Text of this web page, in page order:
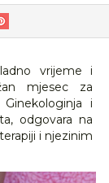
vrijeme i
mjesec za
i
odgovara na
i njezinim